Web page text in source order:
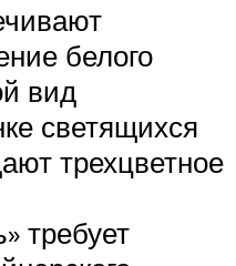
белого
вид
светящихся
трехцветное
требует